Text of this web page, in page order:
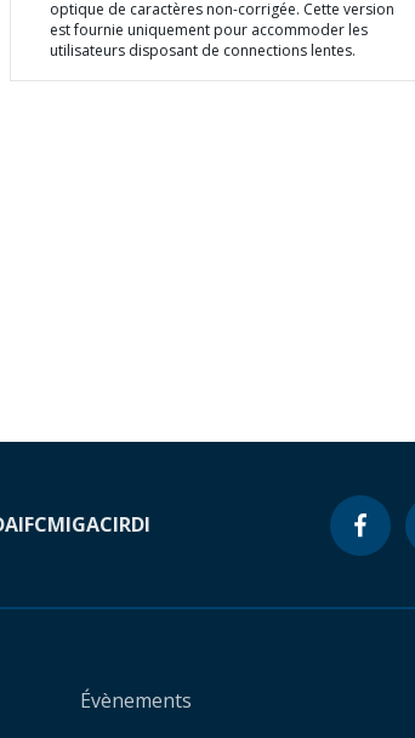
optique de caractères non-corrigée. Cette version
est fournie uniquement pour accommoder les
utilisateurs disposant de connections lentes.
IFCMIGACIRDI
Évènements